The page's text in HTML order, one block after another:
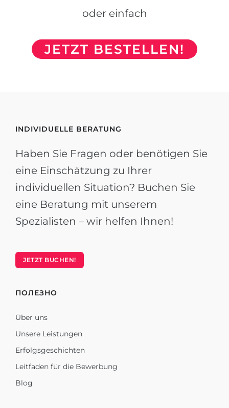
oder einfach
JETZT BESTELLEN!
INDIVIDUELLE BERATUNG
Haben Sie Fragen oder benötigen Sie
eine Einschätzung zu Ihrer
individuellen Situation? Buchen Sie
eine Beratung mit unserem
Spezialisten – wir helfen Ihnen!
JETZT BUCHEN!
ПОЛЕЗНО
Über uns
Unsere Leistungen
Erfolgsgeschichten
Leitfaden für die Bewerbung
Blog